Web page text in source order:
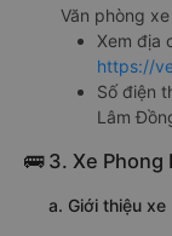
Văn phòng
Xem địa
https://
Số điện
Lâm
🚌 3. Xe Phong
a. Giới thiệu xe